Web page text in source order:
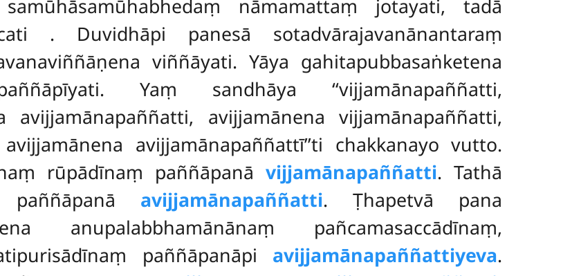
nāmamattaṃ jotayati, tadā
. Duvidhāpi panesā sotadvārajavanānantaraṃ
viññāyati. Yāya gahitapubbasaṅketena
Yaṃ sandhāya ‘‘vijjamānapaññatti,
avijjamānapaññatti, avijjamānena vijjamānapaññatti,
avijjamānapaññattī’’ti chakkanayo vutto.
rūpādīnaṃ paññāpanāvijjamānapaññatti. Tathā
paññāpanā avijjamānapaññatti. Ṭhapetvā pana
anupalabbhamānānaṃ pañcamasaccādīnaṃ,
paññāpanāpi avijjamānapaññattiyeva.